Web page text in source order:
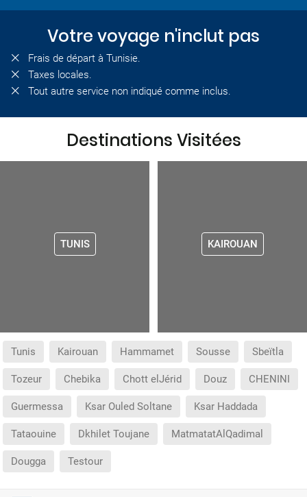
Votre voyage n'inclut pas
Frais de départ à Tunisie.
Taxes locales.
Tout autre service non indiqué comme inclus.
Destinations Visitées
TUNIS KAIROUAN
Tunis Kairouan Hammamet Sousse Sbeïtla
Tozeur Chebika Chott elJérid Douz CHENINI
Guermessa Ksar Ouled Soltane Ksar Haddada
Tataouine Dkhilet Toujane MatmatatAlQadimal
Dougga Testour